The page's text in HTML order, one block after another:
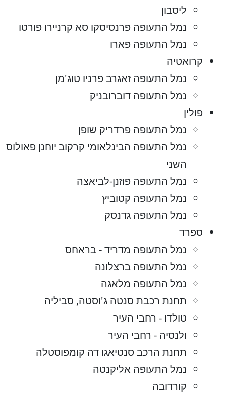
ליסבון
נמל התעופה פרנסיסקו סא קרניירו פורטו
נמל התעופה פארו
קרואטיה
נמל התעופה זאגרב פרניו טוג'מן
נמל התעופה דוברובניק
פולין
נמל התעופה פרדריק שופן
נמל התעופה הבינלאומי קרקוב יוחנן פאולוס
השני
נמל התעופה פוזנן-לביאצה
נמל התעופה קטוביץ
נמל התעופה גדנסק
ספרד
נמל התעופה מדריד - בראחס
נמל התעופה ברצלונה
נמל התעופה מלאגה
תחנת רכבת סנטה ג'וסטה, סביליה
טולדו - רחבי העיר
ולנסיה - רחבי העיר
תחנת הרכב סנטיאגו דה קומפוסטלה
נמל התעופה אליקנטה
קורדובה